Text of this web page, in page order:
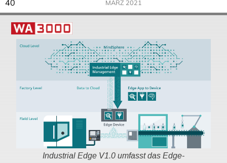
40 MÄRZ 2021
Industrial Edge V1.0 umfasst das Edge-